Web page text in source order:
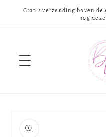
naar de
Gratis verzending boven de
nog